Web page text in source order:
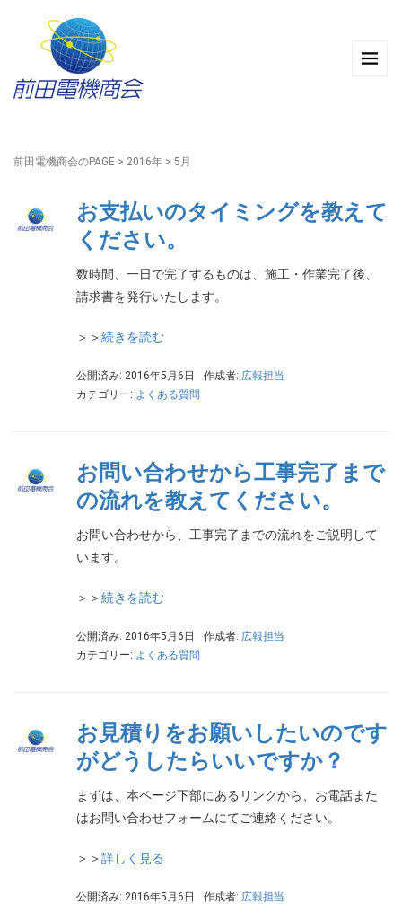
前田電機商会のPAGE > 2016年 > 5月
お支払いのタイミングを教えて
ください。
数時間、一日で完了するものは、施工・作業完了後、
請求書を発行いたします。
＞＞続きを読む
公開済み: 2016年5月6日 作成者: 広報担当
カテゴリー: よくある質問
お問い合わせから工事完了まで
の流れを教えてください。
お問い合わせから、工事完了までの流れをご説明して
います。
＞＞続きを読む
公開済み: 2016年5月6日 作成者: 広報担当
カテゴリー: よくある質問
お見積りをお願いしたいのです
がどうしたらいいですか？
まずは、本ページ下部にあるリンクから、お電話また
はお問い合わせフォームにてご連絡ください。
＞＞詳しく見る
公開済み: 2016年5月6日 作成者: 広報担当